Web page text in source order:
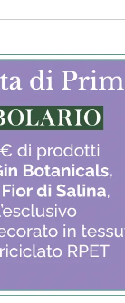
casella
di
potrai
della spedizione.
vedi le